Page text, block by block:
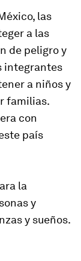
las
a las
de peligro y
integrantes
a niños y
familias.
con
país
la
y
y sueños.